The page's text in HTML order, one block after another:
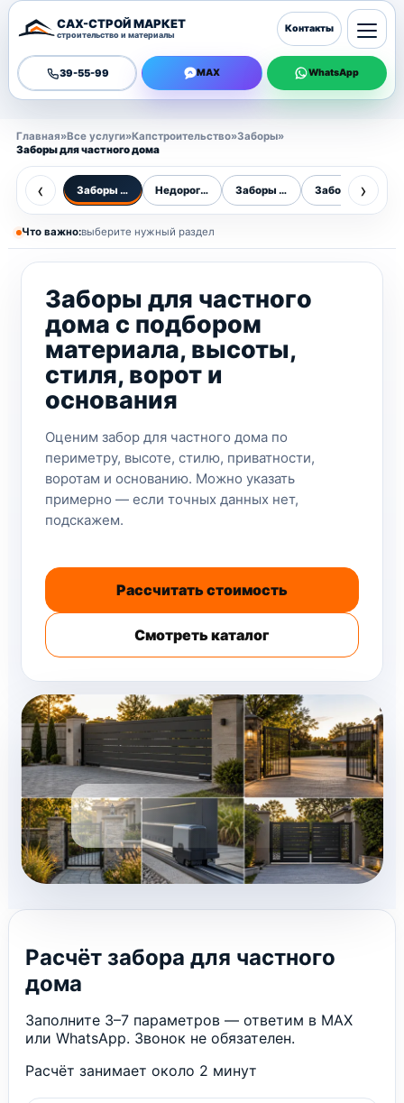
САХ-СТРОЙ МАРКЕТ
строительство и материалы
39-55-99 MAX WhatsApp
Контакты
Главная»Все услуги»Капстроительство»Заборы»
Заборы для частного дома
‹ Заборы для домаНедорогие заборыЗаборы для дачиЗаборы для
›
Что важно:выберите нужный раздел
Заборы для частного
дома с подбором
материала, высоты,
стиля, ворот и
основания
Оценим забор для частного дома по
периметру, высоте, стилю, приватности,
воротам и основанию. Можно указать
примерно — если точных данных нет,
подскажем.
Рассчитать стоимость
Смотреть каталог
Расчёт забора для частного
дома
Заполните 3–7 параметров — ответим в MAX
или WhatsApp. Звонок не обязателен.
Расчёт занимает около 2 минут